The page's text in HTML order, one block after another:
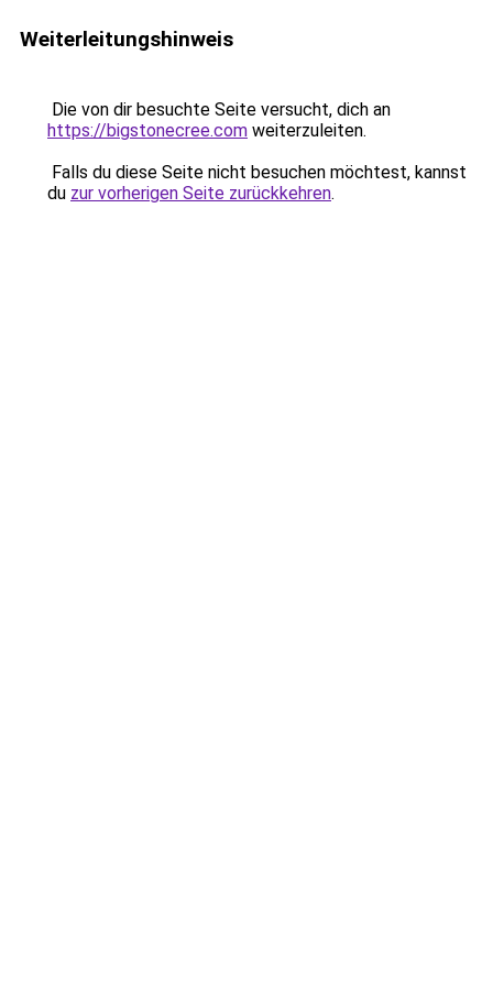
Weiterleitungshinweis
Die von dir besuchte Seite versucht, dich an
https://bigstonecree.com weiterzuleiten.
Falls du diese Seite nicht besuchen möchtest, kannst
du zur vorherigen Seite zurückkehren.